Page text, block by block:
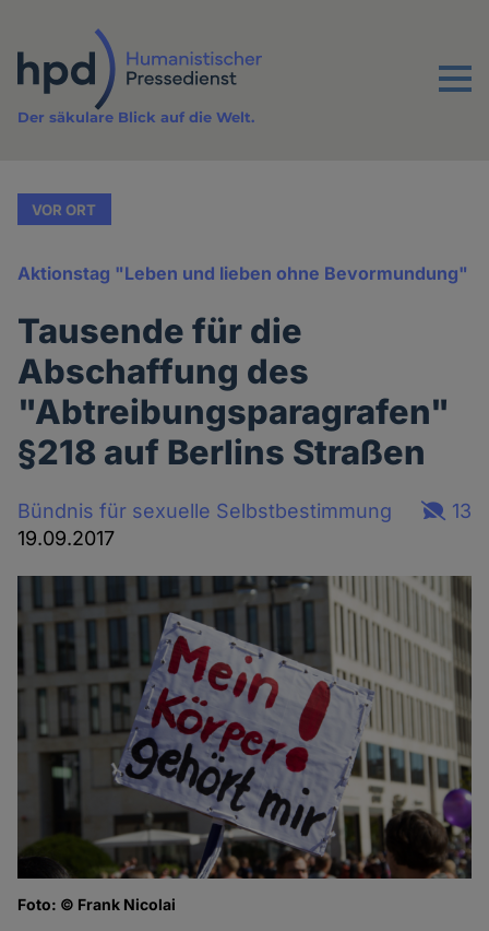
Inhalt
Menu
Der säkulare Blick auf die Welt.
VOR ORT
Aktionstag "Leben und lieben ohne Bevormundung"
Tausende für die
Abschaffung des
"Abtreibungsparagrafen"
§218 auf Berlins Straßen
Bündnis für sexuelle Selbstbestimmung
19.09.2017
13
Foto: © Frank Nicolai